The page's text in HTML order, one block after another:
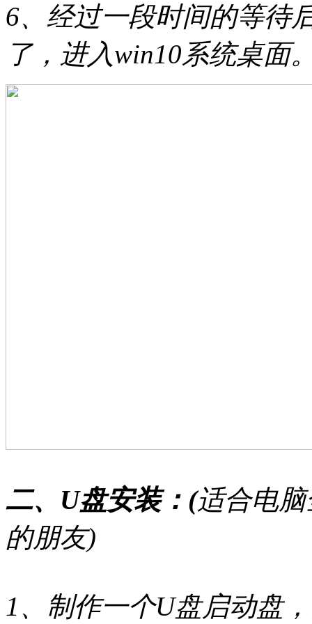
6、经过一段时间的等待
了，进入win10系统桌面
二、U盘安装：(适合电
的朋友)
1、制作一个U盘启动盘